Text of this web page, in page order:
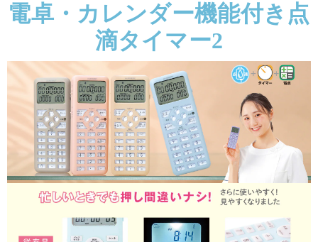
電卓・カレンダー機能付き点
滴タイマー2